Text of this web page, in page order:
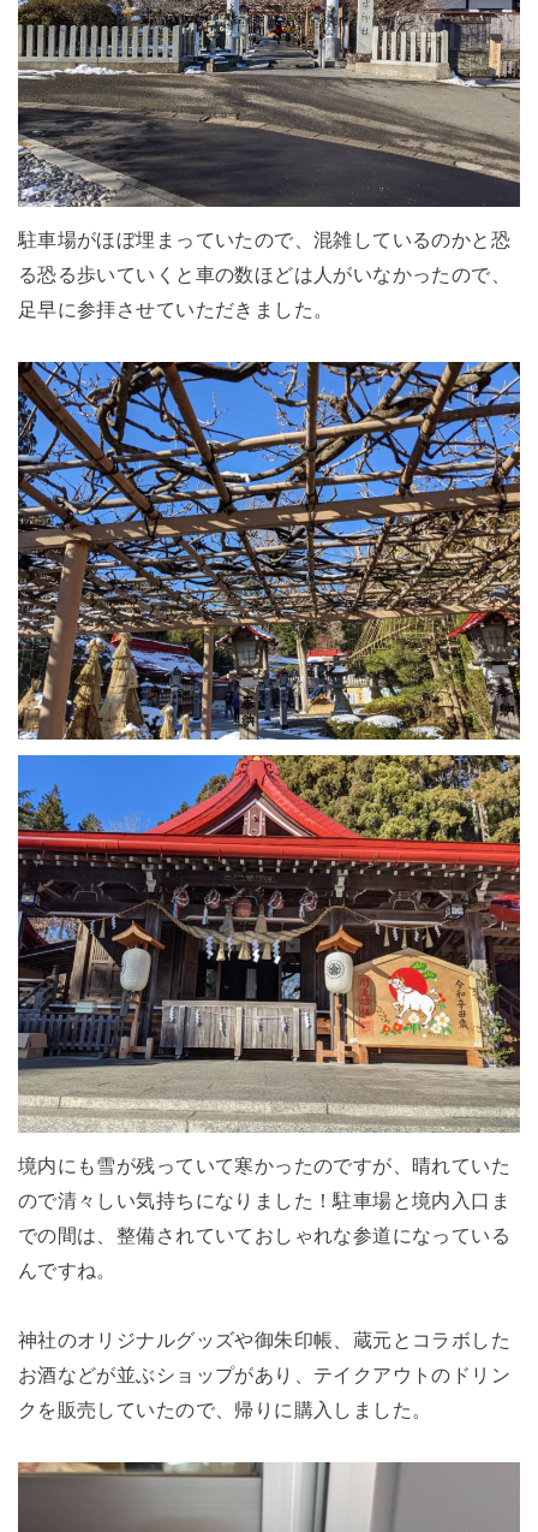
駐車場がほぼ埋まっていたので、混雑しているのかと恐
る恐る歩いていくと車の数ほどは人がいなかったので、
足早に参拝させていただきました。
境内にも雪が残っていて寒かったのですが、晴れていた
ので清々しい気持ちになりました！駐車場と境内入口ま
での間は、整備されていておしゃれな参道になっている
んですね。
神社のオリジナルグッズや御朱印帳、蔵元とコラボした
お酒などが並ぶショップがあり、テイクアウトのドリン
クを販売していたので、帰りに購入しました。